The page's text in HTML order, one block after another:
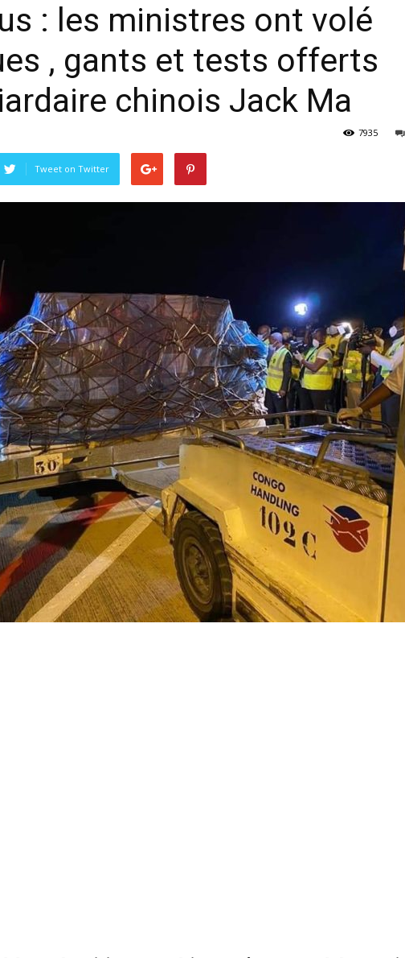
: les ministres ont volé
, gants et tests offerts
chinois Jack Ma
7935
Tweet on Twitter